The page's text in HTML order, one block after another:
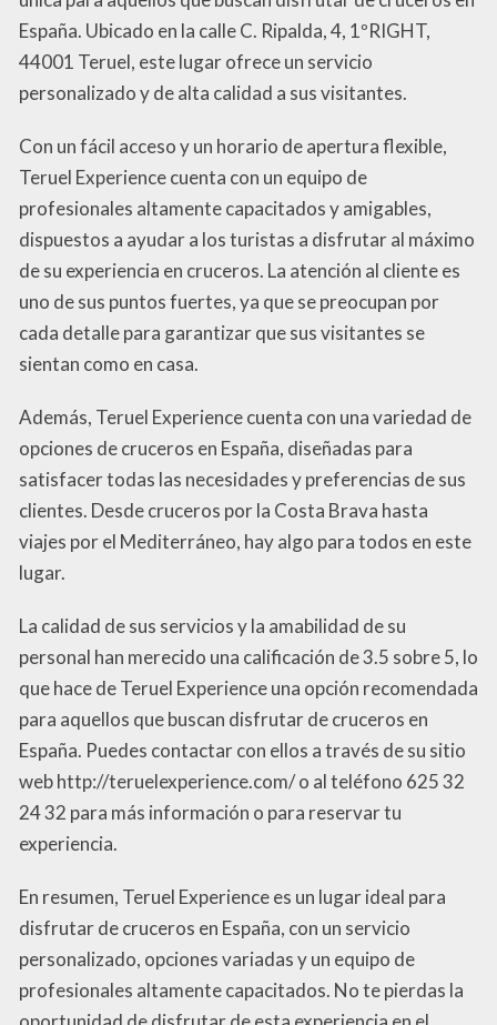
España. Ubicado en la calle C. Ripalda, 4, 1ºRIGHT,
44001 Teruel, este lugar ofrece un servicio
personalizado y de alta calidad a sus visitantes.
Con un fácil acceso y un horario de apertura flexible,
Teruel Experience cuenta con un equipo de
profesionales altamente capacitados y amigables,
dispuestos a ayudar a los turistas a disfrutar al máximo
de su experiencia en cruceros. La atención al cliente es
uno de sus puntos fuertes, ya que se preocupan por
cada detalle para garantizar que sus visitantes se
sientan como en casa.
Además, Teruel Experience cuenta con una variedad de
opciones de cruceros en España, diseñadas para
satisfacer todas las necesidades y preferencias de sus
clientes. Desde cruceros por la Costa Brava hasta
viajes por el Mediterráneo, hay algo para todos en este
lugar.
La calidad de sus servicios y la amabilidad de su
personal han merecido una calificación de 3.5 sobre 5, lo
que hace de Teruel Experience una opción recomendada
para aquellos que buscan disfrutar de cruceros en
España. Puedes contactar con ellos a través de su sitio
web http://teruelexperience.com/ o al teléfono 625 32
24 32 para más información o para reservar tu
experiencia.
En resumen, Teruel Experience es un lugar ideal para
disfrutar de cruceros en España, con un servicio
personalizado, opciones variadas y un equipo de
profesionales altamente capacitados. No te pierdas la